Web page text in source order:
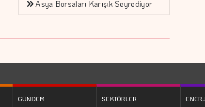
Asya Borsaları Karışık Seyrediyor
GÜNDEM SEKTÖRLER